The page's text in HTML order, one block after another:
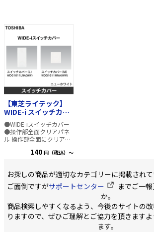
【東芝ライテック】
WIDE-i スイッチカバ
ー（L）
WDG1611LNA(WW)
●WIDE-iスイッチカバー
●操作部全面クリアパネ
ル 操作部全面にクリアパ
明感と華やかな輝きを演
でき様々な表情を見せる
と共に、ON/OFF状態の識
別がしやすくなりまし
【WDG1611LNA(WW)】
・カラー：ニューホワイ
ト ・寸法：
140 円（税込）～
お探しの商品が適切なカテゴリーに掲載されて
ご面倒ですがサポートセンター
までご一
か。
商品検索しやすくなるよう、今後のサイトの
りますので、ぜひご理解とご協力を頂きます
ます。